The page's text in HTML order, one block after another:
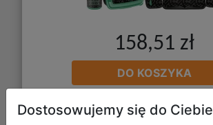
158,51 zł
DO KOSZYKA
Galeria zdjęć
Dostosowujemy się do Ciebie